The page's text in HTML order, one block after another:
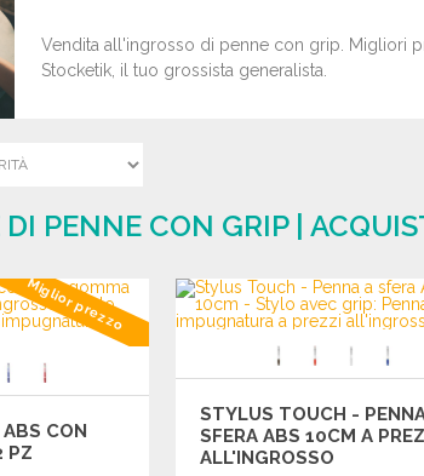
Vendita all'ingrosso di penne con grip. Migliori
Stocketik, il tuo grossista generalista.
PENNE CON GRIP |
Miglior prezzo
ABS CON
PZ
STYLUS TOUCH -
SFERA ABS 10CM A
ALL'INGROSSO